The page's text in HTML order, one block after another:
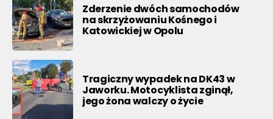
Zderzenie dwóch samochodów
na skrzyżowaniu Kośnego i
Katowickiej w Opolu
Tragiczny wypadek na DK43 w
Jaworku. Motocyklista zginął,
jego żona walczy o życie